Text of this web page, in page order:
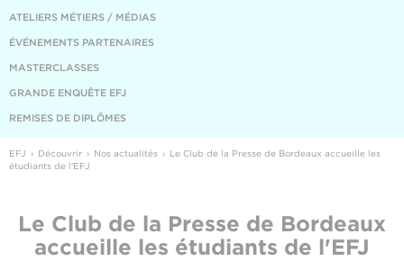
ATELIERS MÉTIERS / MÉDIAS
ÉVÉNEMENTS PARTENAIRES
MASTERCLASSES
GRANDE ENQUÊTE EFJ
REMISES DE DIPLÔMES
EFJ Découvrir Nos actualités
Le Club de la Presse de Bordeaux accueille les
étudiants de l'EFJ
Le Club de la Presse de Bordeaux
accueille les étudiants de l'EFJ